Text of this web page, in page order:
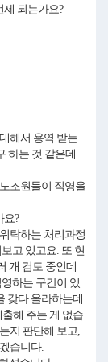
되는가요?
해서 용역 받는
하는 것 같은데
조원들이 직영을
요?
탁하는 처리과정
고 있고요. 또 현
개 검토 중인데
하는 구간이 있
갖다 올라하는데
해 주는 게 없습
지 판단해 보고,
습니다.